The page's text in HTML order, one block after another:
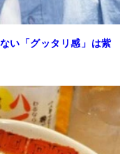
い「グッタリ感」は紫